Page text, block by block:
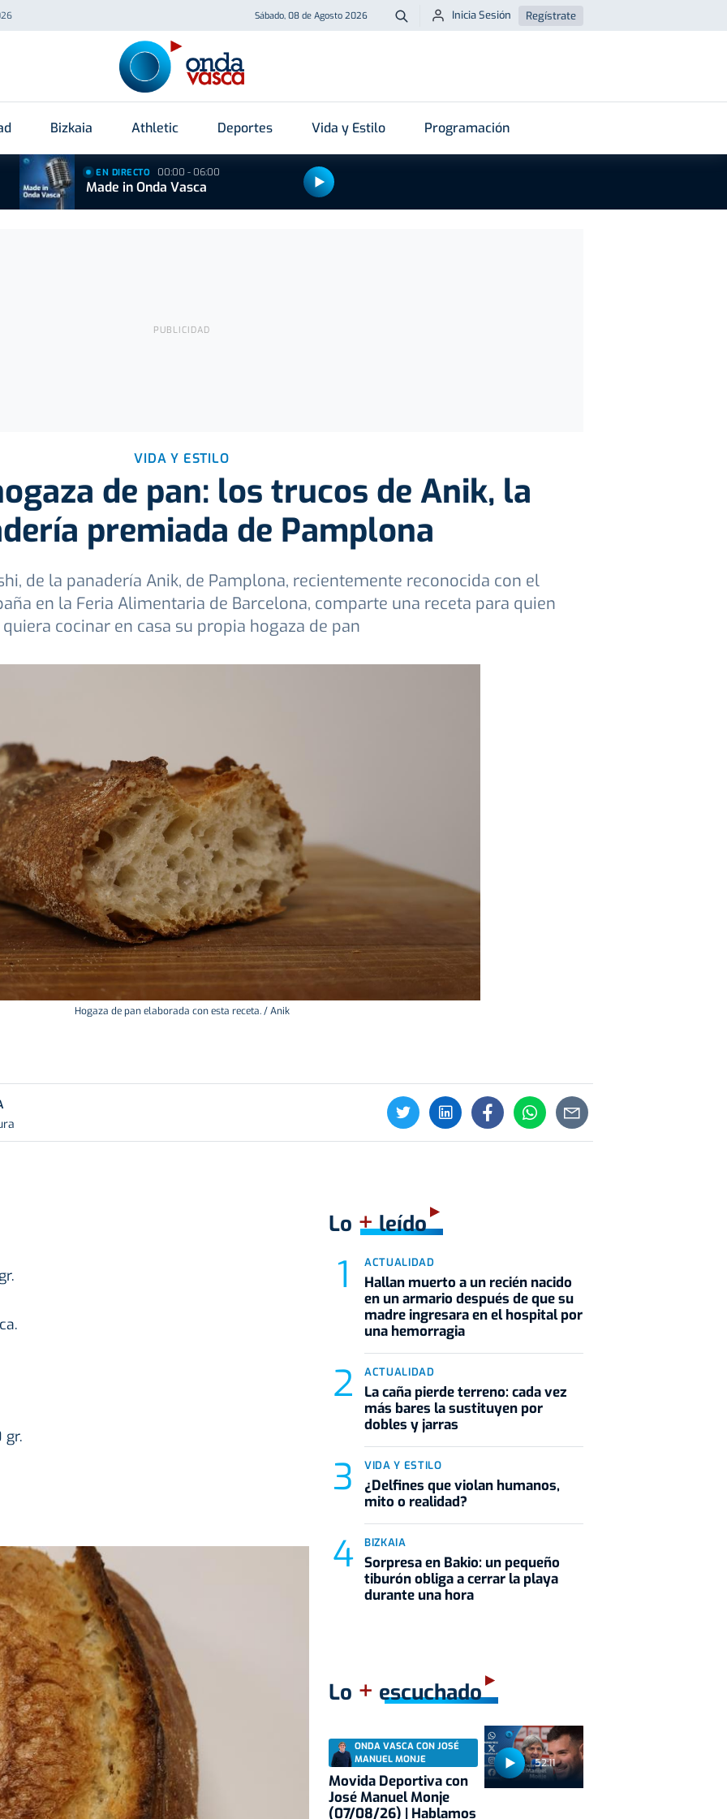
Sábado, 08 de Agosto 2026 Buscar
Inicia Sesión Regístrate
Bizkaia Athletic Deportes Vida y Estilo Programación
EN DIRECTO 00:00 - 06:00
Made in Onda Vasca
VIDA Y ESTILO
de pan: los trucos de Anik, la
premiada de Pamplona
de la panadería Anik, de Pamplona, recientemente reconocida con el
en la Feria Alimentaria de Barcelona, comparte una receta para quien
quiera cocinar en casa su propia hogaza de pan
Hogaza de pan elaborada con esta receta. / Anik
gr.
Lo +leído
ACTUALIDAD
Hallan muerto a un recién nacido
en un armario después de que su
madre ingresara en el hospital por
una hemorragia
ACTUALIDAD
La caña pierde terreno: cada vez
más bares la sustituyen por
dobles y jarras
VIDA Y ESTILO
¿Delfines que violan humanos,
mito o realidad?
BIZKAIA
Sorpresa en Bakio: un pequeño
tiburón obliga a cerrar la playa
durante una hora
Lo + escuchado
52:11
ONDA VASCA CON JOSÉ
MANUEL MONJE
Movida Deportiva con
José Manuel Monje
(07/08/26) | Hablamos